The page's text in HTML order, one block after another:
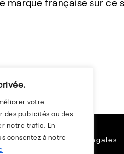
votre
des publicités ou des
notre trafic. En
consentez à notreMentions Légales